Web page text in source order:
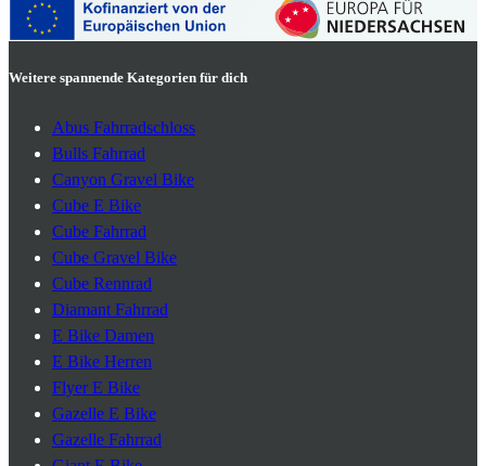
Weitere spannende Kategorien für dich
Abus Fahrradschloss
Bulls Fahrrad
Canyon Gravel Bike
Cube E Bike
Cube Fahrrad
Cube Gravel Bike
Cube Rennrad
Diamant Fahrrad
E Bike Damen
E Bike Herren
Flyer E Bike
Gazelle E Bike
Gazelle Fahrrad